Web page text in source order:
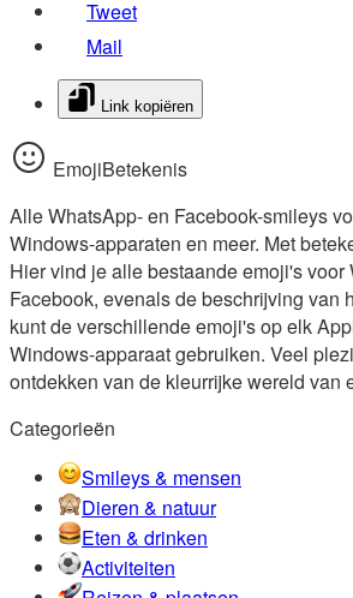
Tweet
Mail
Link kopiëren
EmojiBetekenis
Alle WhatsApp- en Facebook-smileys
Windows-apparaten en meer. Met
Hier vind je alle bestaande emoji's voor
Facebook, evenals de beschrijving van
kunt de verschillende emoji's op elk
Windows-apparaat gebruiken. Veel
ontdekken van de kleurrijke wereld van
Categorieën
Smileys & mensen
Dieren & natuur
Eten & drinken
Activiteiten